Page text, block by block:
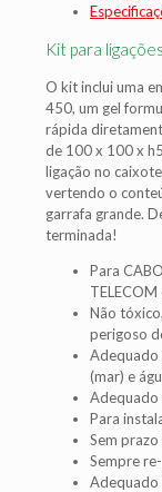
Kit para
O kit inclui uma
450, um gel
rápida
de 100 x 100 x
ligação no
vertendo o
garrafa grande.
terminada!
Para
TELECOM
Não
perigoso
Adequado
(mar) e
Adequado
Para
Sem
Sempre
Adequado